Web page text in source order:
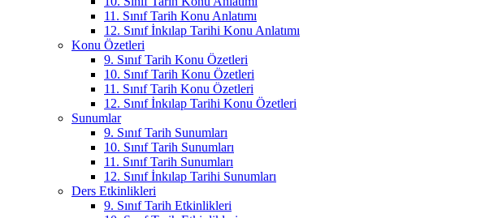
11. Sınıf Tarih Konu Anlatımı
12. Sınıf İnkılap Tarihi Konu Anlatımı
Konu Özetleri
9. Sınıf Tarih Konu Özetleri
10. Sınıf Tarih Konu Özetleri
11. Sınıf Tarih Konu Özetleri
12. Sınıf İnkılap Tarihi Konu Özetleri
Sunumlar
9. Sınıf Tarih Sunumları
10. Sınıf Tarih Sunumları
11. Sınıf Tarih Sunumları
12. Sınıf İnkılap Tarihi Sunumları
Ders Etkinlikleri
9. Sınıf Tarih Etkinlikleri